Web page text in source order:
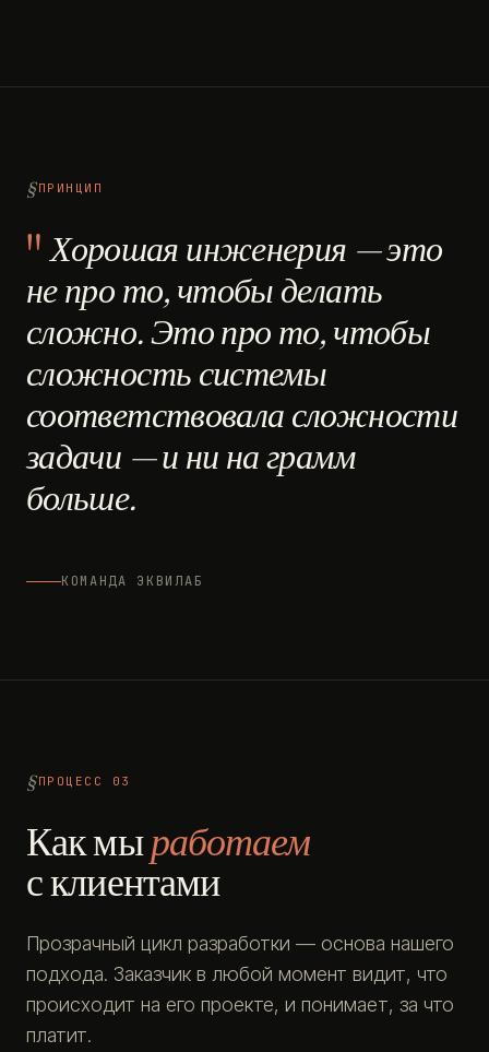
ПРИНЦИП
Хорошая инженерия — это
не про то, чтобы делать
сложно. Это про то, чтобы
сложность системы
соответствовала сложности
задачи — и ни на грамм
больше.
КОМАНДА ЭКВИЛАБ
ПРОЦЕСС 03
Как мыработаем
с клиентами
Прозрачный цикл разработки — основа нашего
подхода. Заказчик в любой момент видит, что
происходит на его проекте, и понимает, за что
платит.